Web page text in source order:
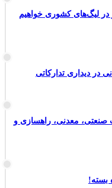
در لیگ‌های کشوری خواهیم
در دیداری تدارکاتی
صنعتی، معدنی، راهسازی و
بسته!